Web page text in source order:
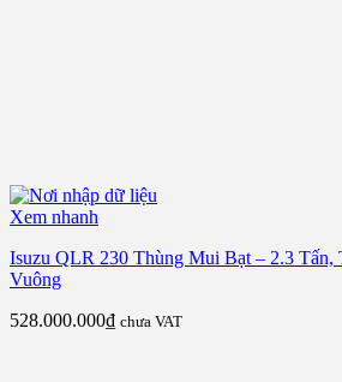
Xem nhanh
Isuzu QLR 230 Thùng Mui Bạt – 2.3
Vuông
528.000.000₫ chưa VAT